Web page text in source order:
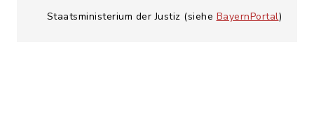
Staatsministerium der Justiz (siehe BayernPortal)